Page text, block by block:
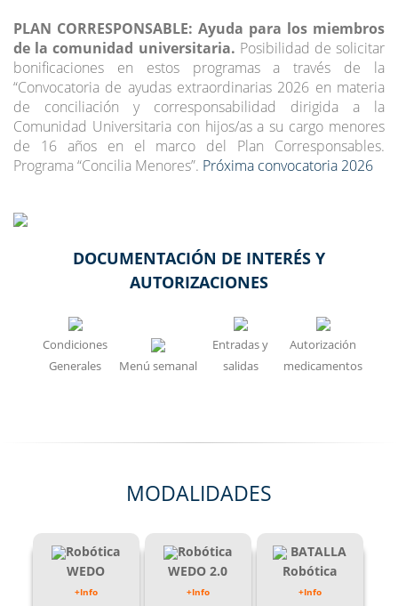
PLAN CORRESPONSABLE: Ayuda para los miembros
de la comunidad universitaria. Posibilidad de solicitar
bonificaciones en estos programas a través de la
“Convocatoria de ayudas extraordinarias 2026 en materia
de conciliación y corresponsabilidad dirigida a la
Comunidad Universitaria con hijos/as a su cargo menores
de 16 años en el marco del Plan Corresponsables.
Programa “Concilia Menores”. Próxima convocatoria 2026
DOCUMENTACIÓN DE INTERÉS Y
AUTORIZACIONES
Condiciones
Generales
Menú semanal
Entradas y
salidas
Autorización
medicamentos
MODALIDADES
Robótica
WEDO
+Info
Robótica
WEDO 2.0
+Info
BATALLA
Robótica
+Info